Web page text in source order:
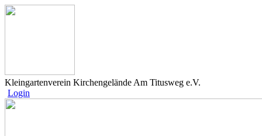
Kleingartenverein Kirchengelände Am Titusweg e.V.
Login